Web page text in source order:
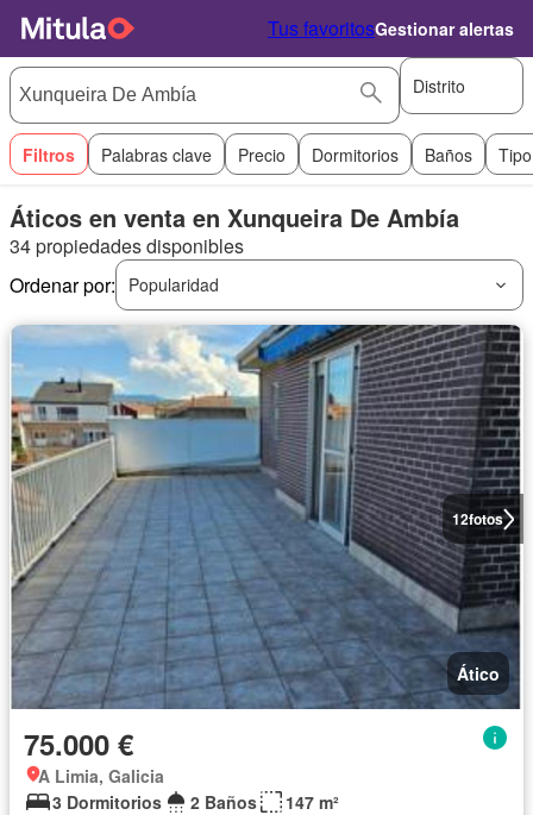
Tus favoritosGestionar alertas
Distrito
Filtros Palabras clave Precio Dormitorios Baños
Áticos en venta en Xunqueira De Ambía
34 propiedades disponibles
Ordenar por:
Popularidad
12fotos
Ático
75.000 €
A Limia, Galicia
3 Dormitorios
2 Baños
147 m²